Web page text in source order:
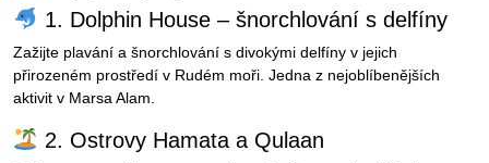
1. Dolphin House – šnorchlování s delfíny
Zažijte plavání a šnorchlování s divokými delfíny v jejich
přirozeném prostředí v Rudém moři. Jedna z nejoblíbenějších
aktivit v Marsa Alam.
2. Ostrovy Hamata a Qulaan